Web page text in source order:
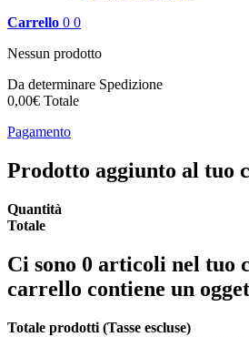
Carrello 0 0
Nessun prodotto
Da determinare Spedizione
0,00€ Totale
Pagamento
Prodotto aggiunto al tuo
Quantità
Totale
Ci sono 0 articoli nel tuo
carrello contiene un
Totale prodotti (Tasse escluse)